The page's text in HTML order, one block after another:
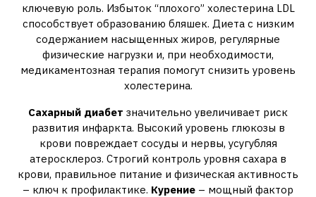
ключевую роль. Избыток “плохого” холестерина LDL
способствует образованию бляшек. Диета с низким
содержанием насыщенных жиров, регулярные
физические нагрузки и, при необходимости,
медикаментозная терапия помогут снизить уровень
холестерина.
Сахарный диабет значительно увеличивает риск
развития инфаркта. Высокий уровень глюкозы в
крови повреждает сосуды и нервы, усугубляя
атеросклероз. Строгий контроль уровня сахара в
крови, правильное питание и физическая активность
– ключ к профилактике. Курение – мощный фактор